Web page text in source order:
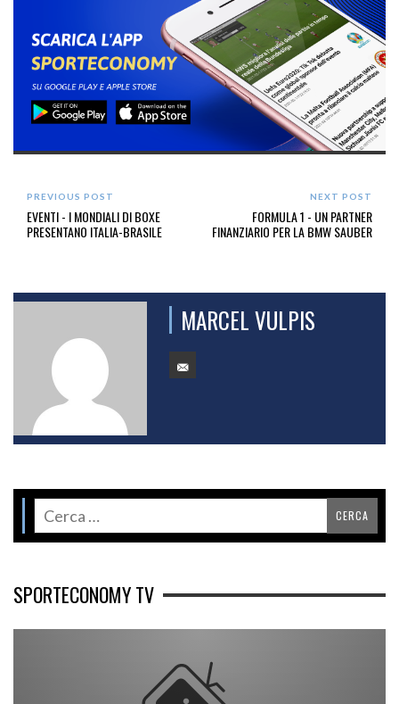
PREVIOUS POST
EVENTI - I MONDIALI DI BOXE
PRESENTANO ITALIA-BRASILE
NEXT POST
FORMULA 1 - UN PARTNER
FINANZIARIO PER LA BMW SAUBER
MARCEL VULPIS
SPORTECONOMY TV